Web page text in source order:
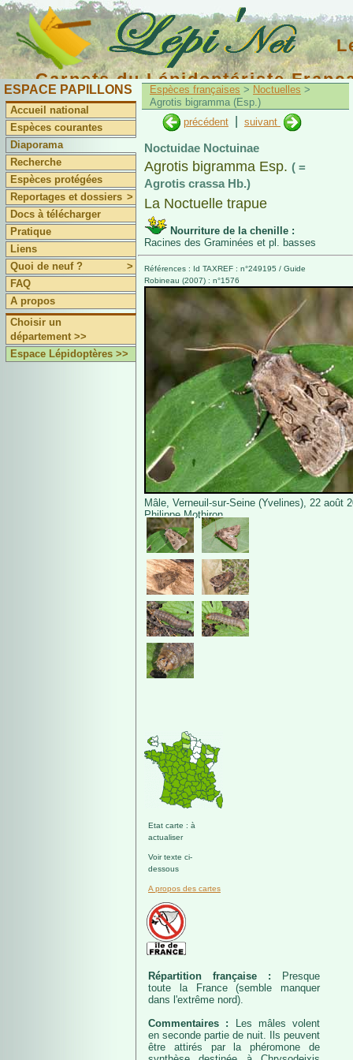
Carnets du Lépidoptériste
ESPACE PAPILLONS
Accueil national
Espèces courantes
Diaporama
Recherche
Espèces protégées
Reportages et dossiers >
Docs à télécharger
Pratique
Liens
Quoi de neuf ?
>
FAQ
A propos
Choisir un
département >>
Espace Lépidoptères >>
Espèces françaises > Noctuelles >
Agrotis bigramma (Esp.)
précédent
suivant
Noctuidae Noctuinae
Agrotis bigramma Esp. ( =
Agrotis crassa Hb.)
La Noctuelle trapue
Nourriture de la chenille :
Racines des Graminées et pl. basses
Références : Id TAXREF : n°249195 / Guide
Robineau (2007) : n°1576
Mâle, Verneuil-sur-Seine (Yvelines), 22 août
Philippe Mothiron.
Etat carte : à
actualiser
Voir texte ci-
dessous
A propos des cartes
Répartition française :
Presque
toute la France (semble manquer
dans l'extrême nord).
Commentaires :
Les mâles volent
en seconde partie de nuit. Ils peuvent
être attirés par la phéromone de